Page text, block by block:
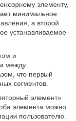
элементу,
минимальное
а второй
устанавливаемое
и
между
что первый
сегментов.
элемент»
элемента можно
пользователю.